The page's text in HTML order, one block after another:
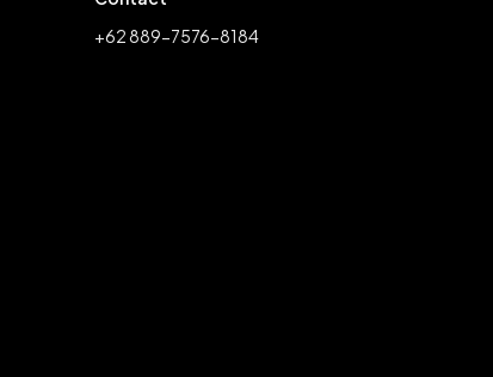
+62 889-7576-8184